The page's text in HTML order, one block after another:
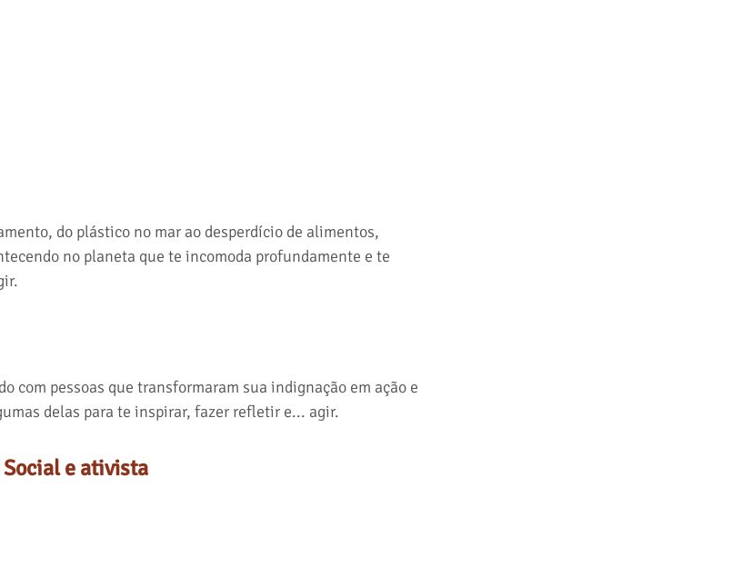
do plástico no mar ao desperdício de alimentos,
no planeta que te incomoda profundamente e te
com pessoas que transformaram sua indignação em ação e
delas para te inspirar, fazer refletir e... agir.
e ativista